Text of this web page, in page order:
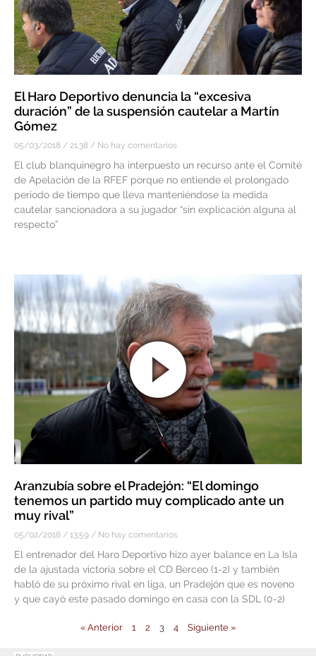
El Haro Deportivo denuncia la “excesiva
duración” de la suspensión cautelar a Martín
Gómez
05/03/2018 21:38 No hay comentarios
El club blanquinegro ha interpuesto un recurso ante el Comité
de Apelación de la RFEF porque no entiende el prolongado
periodo de tiempo que lleva manteniéndose la medida
cautelar sancionadora a su jugador “sin explicación alguna al
respecto”
Aranzubía sobre el Pradejón: “El domingo
tenemos un partido muy complicado ante un
muy rival”
05/02/2018 13:59 No hay comentarios
El entrenador del Haro Deportivo hizo ayer balance en La Isla
de la ajustada victoria sobre el CD Berceo (1-2) y también
habló de su próximo rival en liga, un Pradejón que es noveno
y que cayó este pasado domingo en casa con la SDL (0-2)
« Anterior 1 2 3 4 Siguiente »